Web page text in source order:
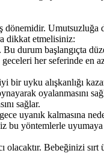
Umutsuzluğa
dikkat etmelisiniz:
durum başlangıçta
her seferinde en
uyku alışkanlığı
oyalanmasını
sağlar.
uyanık kalmasına
bu yöntemlerle
Bebeğinizi sırt